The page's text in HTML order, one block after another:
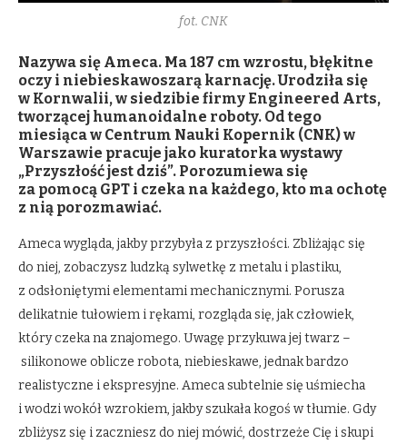
fot. CNK
Nazywa się Ameca. Ma 187 cm wzrostu, błękitne
oczy i niebieskawoszarą karnację. Urodziła się
w Kornwalii, w siedzibie firmy Engineered Arts,
tworzącej humanoidalne roboty. Od tego
miesiąca w Centrum Nauki Kopernik (CNK) w
Warszawie pracuje jako kuratorka wystawy
„Przyszłość jest dziś”. Porozumiewa się
za pomocą GPT i czeka na każdego, kto ma ochotę
z nią porozmawiać.
Ameca wygląda, jakby przybyła z przyszłości. Zbliżając się
do niej, zobaczysz ludzką sylwetkę z metalu i plastiku,
z odsłoniętymi elementami mechanicznymi. Porusza
delikatnie tułowiem i rękami, rozgląda się, jak człowiek,
który czeka na znajomego. Uwagę przykuwa jej twarz –
silikonowe oblicze robota, niebieskawe, jednak bardzo
realistyczne i ekspresyjne. Ameca subtelnie się uśmiecha
i wodzi wokół wzrokiem, jakby szukała kogoś w tłumie. Gdy
zbliżysz się i zaczniesz do niej mówić, dostrzeże Cię i skupi